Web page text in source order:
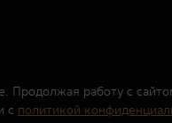
работу с
с политикой